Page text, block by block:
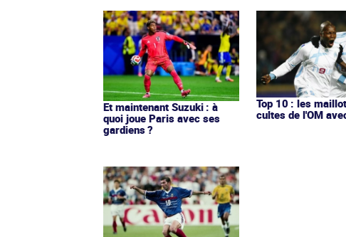
Et maintenant Suzuki : à
quoi joue Paris avec ses
gardiens ?
Top 10 : les
cultes de l'OM